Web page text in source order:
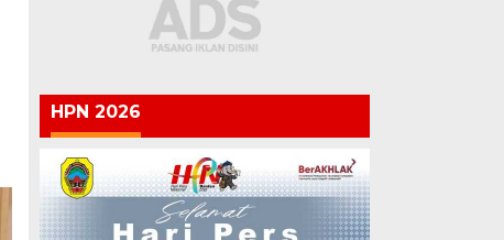
HPN 2026